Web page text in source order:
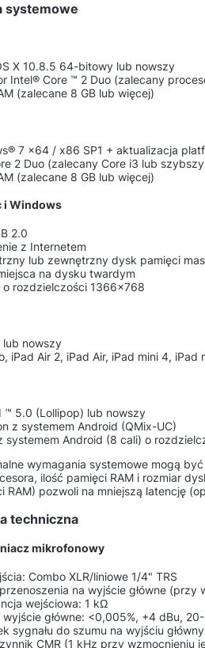
systemowe
X 10.8.5 64-bitowy lub nowszy
Intel® Core ™ 2 Duo (zalecany
(zalecane 8 GB lub więcej)
7 x64 / x86 SP1 + aktualizacja
2 Duo (zalecany Core i3 lub
(zalecane 8 GB lub więcej)
i Windows
2.0
z Internetem
lub zewnętrzny dysk pamięci
na dysku twardym
o rozdzielczości 1366x768
lub nowszy
iPad Air 2, iPad Air, iPad mini 4,
™ 5.0 (Lollipop) lub nowszy
z systemem Android (QMix-UC)
systemem Android (8 cali) o
wymagania systemowe mogą
ilość pamięci RAM i rozmiar
RAM) pozwoli na mniejszą latencję
techniczna
mikrofonowy
Combo XLR/liniowe 1/4" TRS
na wyjście główne
wejściowa: 1 kΩ
wyjście główne: <0,005%, +4 dBu,
sygnału do szumu na wyjściu
CMR (1 kHz przy wzmocnieniu